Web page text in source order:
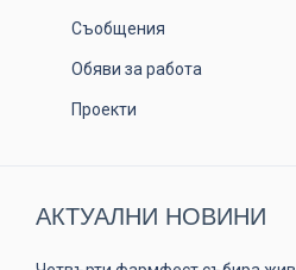
Съобщения
Обяви за работа
Проекти
АКТУАЛНИ НОВИНИ